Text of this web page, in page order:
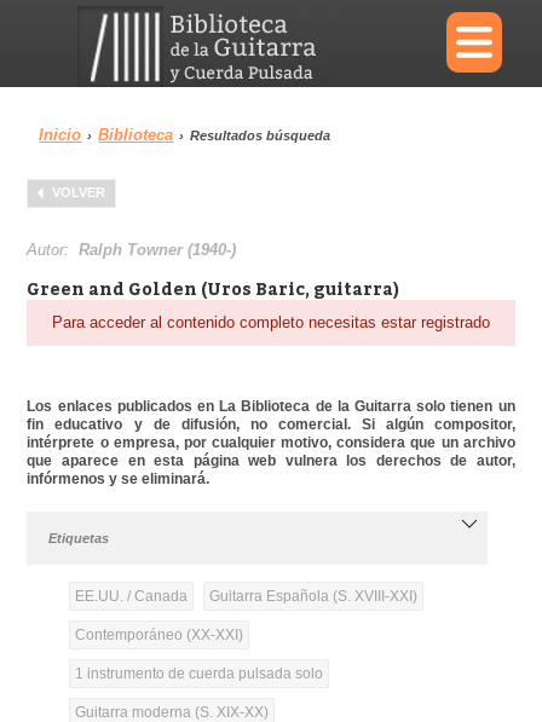
×
Menu
Biblioteca
Inicio › Biblioteca › Resultados búsqueda
VOLVER
Autor:Ralph Towner (1940-)
Green and Golden (Uros Baric, guitarra)
Para acceder al contenido completo necesitas estar registrado
Los enlaces publicados en La Biblioteca de la Guitarra solo tienen un
fin educativo y de difusión, no comercial. Si algún compositor,
intérprete o empresa, por cualquier motivo, considera que un archivo
que aparece en esta página web vulnera los derechos de autor,
infórmenos y se eliminará.
Etiquetas
EE.UU. / Canada Guitarra Española (S. XVIII-XXI)
Contemporáneo (XX-XXI)
1 instrumento de cuerda pulsada solo
Guitarra moderna (S. XIX-XX)